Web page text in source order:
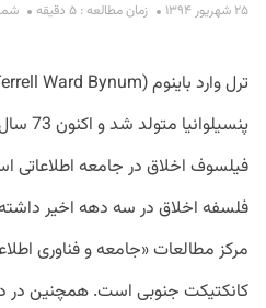
۲۵ شهریور ۱۳۹۴ زمان مطالعه : ۵ دقیقه
فیلسوف اخلاق در جامعه اطلاعاتی
فلسفه اخلاق در سه دهه اخیر
مرکز مطالعات «جامعه و فناوری
کانکتیکت جنوبی است. همچنین در